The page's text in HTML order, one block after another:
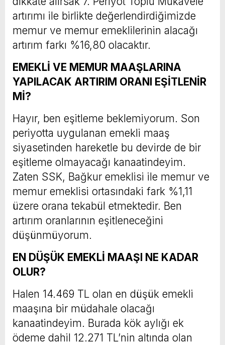
artırımı ile birlikte değerlendirdiğimizde
memur ve memur emeklilerinin alacağı
artırım farkı %16,80 olacaktır.
EMEKLİ VE MEMUR MAAŞLARINA
YAPILACAK ARTIRIM ORANI EŞİTLENİR
Mİ?
Hayır, ben eşitleme beklemiyorum. Son
periyotta uygulanan emekli maaş
siyasetinden hareketle bu devirde de bir
eşitleme olmayacağı kanaatindeyim.
Zaten SSK, Bağkur emeklisi ile memur ve
memur emeklisi ortasındaki fark %1,11
üzere orana tekabül etmektedir. Ben
artırım oranlarının eşitleneceğini
düşünmüyorum.
EN DÜŞÜK EMEKLİ MAAŞI NE KADAR
OLUR?
Halen 14.469 TL olan en düşük emekli
maaşına bir müdahale olacağı
kanaatindeyim. Burada kök aylığı ek
ödeme dahil 12.271 TL’nin altında olan